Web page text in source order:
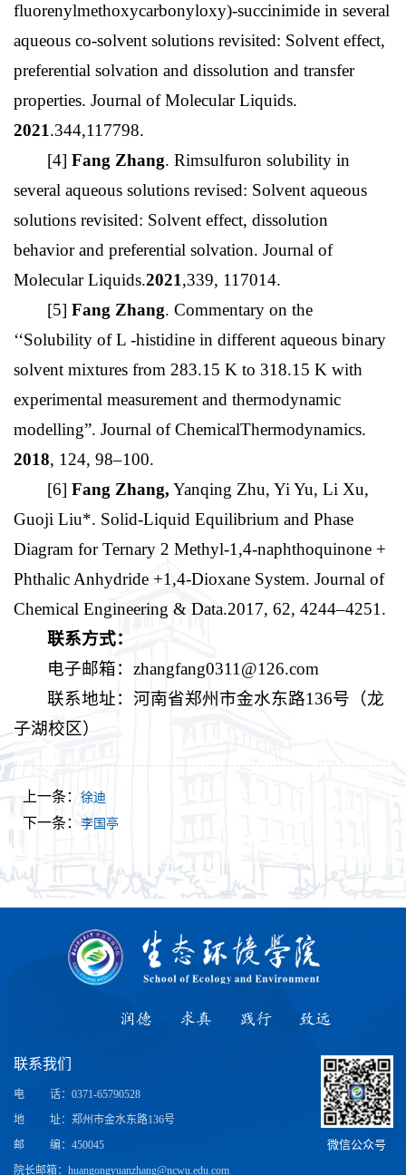
fluorenylmethoxycarbonyloxy)-succinimide in several
aqueous co-solvent solutions revisited: Solvent effect,
preferential solvation and dissolution and transfer
properties. Journal of Molecular Liquids.
2021.344,117798.
[4] Fang Zhang. Rimsulfuron solubility in
several aqueous solutions revised: Solvent aqueous
solutions revisited: Solvent effect, dissolution
behavior and preferential solvation. Journal of
Molecular Liquids.2021,339, 117014.
[5] Fang Zhang. Commentary on the
‘‘Solubility of L -histidine in different aqueous binary
solvent mixtures from 283.15 K to 318.15 K with
experimental measurement and thermodynamic
modelling”. Journal of ChemicalThermodynamics.
2018, 124, 98–100.
[6] Fang Zhang, Yanqing Zhu, Yi Yu, Li Xu,
Guoji Liu*. Solid-Liquid Equilibrium and Phase
Diagram for Ternary 2 Methyl-1,4-naphthoquinone +
Phthalic Anhydride +1,4-Dioxane System. Journal of
Chemical Engineering & Data.2017, 62, 4244–4251.
联系方式：
电子邮箱：zhangfang0311@126.com
联系地址：河南省郑州市金水东路136号（龙
子湖校区）
上一条： 徐迪
下一条： 李国亭
润德 求真 践行 致远
联系我们
电 话：0371-65790528
地
址：郑州市金水东路136号
邮
编 ：450045
院长邮箱：huangongyuanzhang@ncwu.edu.com
微信公众号